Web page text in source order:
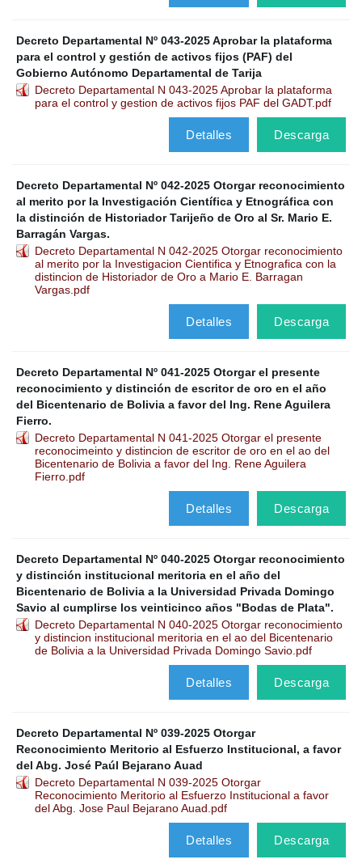
Decreto Departamental Nº 043-2025 Aprobar la plataforma
para el control y gestión de activos fijos (PAF) del
Gobierno Autónomo Departamental de Tarija
Decreto Departamental N 043-2025 Aprobar la plataforma
para el control y gestion de activos fijos PAF del GADT.pdf
Descarga
Detalles
Decreto Departamental Nº 042-2025 Otorgar reconocimiento
al merito por la Investigación Científica y Etnográfica con
la distinción de Historiador Tarijeño de Oro al Sr. Mario E.
Barragán Vargas.
Decreto Departamental N 042-2025 Otorgar reconocimiento
al merito por la Investigacion Cientifica y Etnografica con la
distincion de Historiador de Oro a Mario E. Barragan
Vargas.pdf
Descarga
Detalles
Decreto Departamental Nº 041-2025 Otorgar el presente
reconocimiento y distinción de escritor de oro en el año
del Bicentenario de Bolivia a favor del Ing. Rene Aguilera
Fierro.
Decreto Departamental N 041-2025 Otorgar el presente
reconocimeinto y distincion de escritor de oro en el ao del
Bicentenario de Bolivia a favor del Ing. Rene Aguilera
Fierro.pdf
Descarga
Detalles
Decreto Departamental Nº 040-2025 Otorgar reconocimiento
y distinción institucional meritoria en el año del
Bicentenario de Bolivia a la Universidad Privada Domingo
Savio al cumplirse los veinticinco años "Bodas de Plata".
Decreto Departamental N 040-2025 Otorgar reconocimiento
y distincion institucional meritoria en el ao del Bicentenario
de Bolivia a la Universidad Privada Domingo Savio.pdf
Descarga
Detalles
Decreto Departamental Nº 039-2025 Otorgar
Reconocimiento Meritorio al Esfuerzo Institucional, a favor
del Abg. José Paúl Bejarano Auad
Decreto Departamental N 039-2025 Otorgar
Reconocimiento Meritorio al Esfuerzo Institucional a favor
del Abg. Jose Paul Bejarano Auad.pdf
Descarga
Detalles